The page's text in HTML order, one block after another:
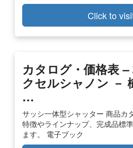
Click to
カタログ・価格表
クセルシャノン －
…
サッシ一体型シャッター 商品カ
特徴やラインナップ、完成品標
ます。 電子ブック